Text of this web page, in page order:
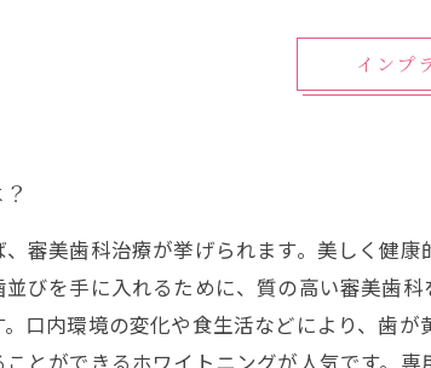
インプ
審美歯科治療が挙げられます。美しく健
びを手に入れるために、質の高い審美歯
口内環境の変化や食生活などにより、歯